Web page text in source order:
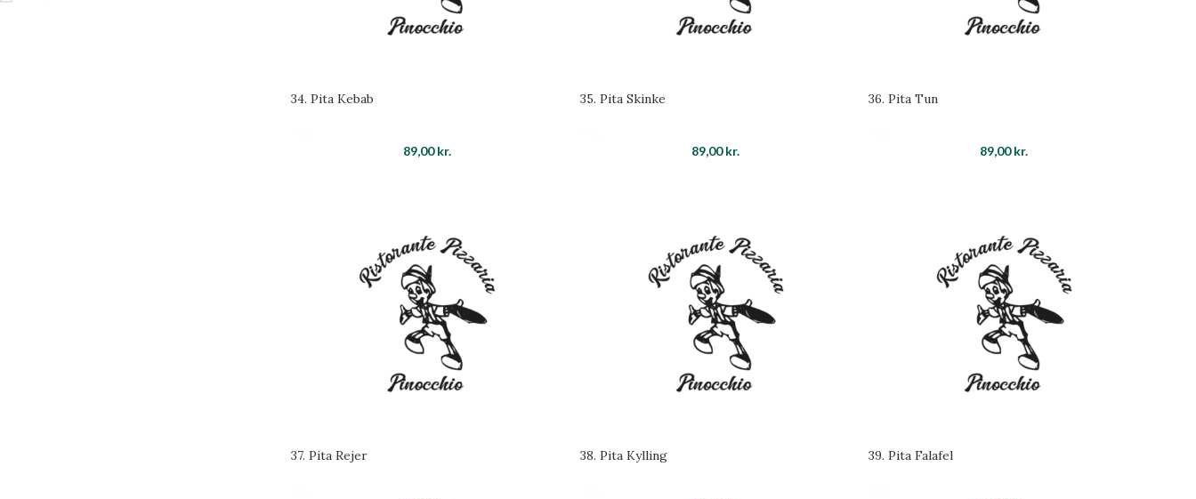
34. Pita Kebab
89,00kr.
35. Pita Skinke
89,00kr.
36. Pita Tun
89,00kr.
37. Pita Rejer 38. Pita Kylling 39. Pita Falafel